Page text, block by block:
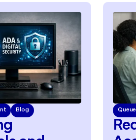
Queue Management
Reducing